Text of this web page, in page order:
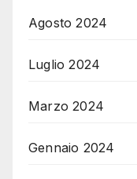
Agosto 2024
Luglio 2024
Marzo 2024
Gennaio 2024